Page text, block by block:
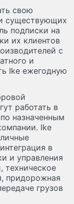
свою
существующих
подписки на
их клиентов
с
и
Ike ежегодную
работать в
назначенным
Ike
в
и управления
техническое
придорожная
грузов